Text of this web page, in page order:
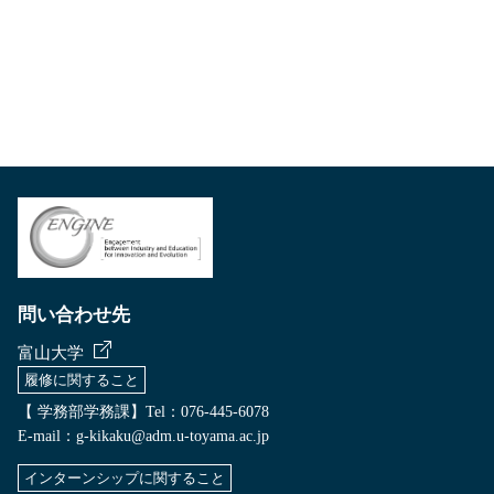
問い合わせ先
富山大学
履修に関すること
【 学務部学務課】Tel：076-445-6078
E-mail： g-kikaku@adm.u-toyama.ac.jp
インターンシップに関すること